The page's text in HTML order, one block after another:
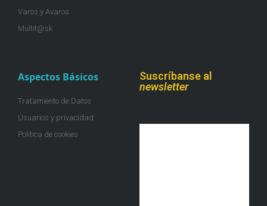
Varos y Avaros
Multit@sk
Aspectos Básicos
Tratamiento de Datos
Usuarios y privacidad
Política de cookies
Suscríbanse al
newsletter